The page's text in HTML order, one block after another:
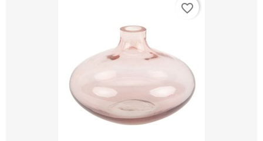
favorite_border